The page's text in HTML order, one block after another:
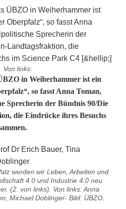
Von links:
in Weiherhammer ist ein
so fasst Anna Toman,
Sprecherin der Bündnis 90/Die
die Eindrücke ihres Besuchs
werden wir Leben, Arbeiten und
4.0 und Industrie 4.0 neu
(2. von links). Von links: Anna
Michael Doblinger- Bild: ÜBZO.